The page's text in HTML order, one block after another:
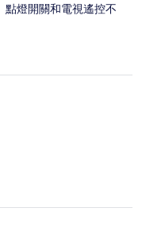
點燈開關和電視遙控不